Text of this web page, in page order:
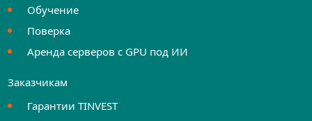
Обучение
Поверка
Аренда серверов с GPU под ИИ
Заказчикам
Гарантии TINVEST